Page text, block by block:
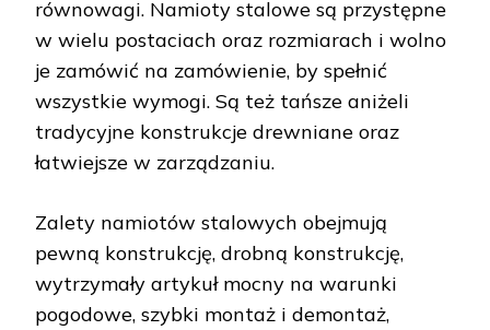
równowagi. Namioty stalowe są przystępne
w wielu postaciach oraz rozmiarach i wolno
je zamówić na zamówienie, by spełnić
wszystkie wymogi. Są też tańsze aniżeli
tradycyjne konstrukcje drewniane oraz
łatwiejsze w zarządzaniu.
Zalety namiotów stalowych obejmują
pewną konstrukcję, drobną konstrukcję,
wytrzymały artykuł mocny na warunki
pogodowe, szybki montaż i demontaż,